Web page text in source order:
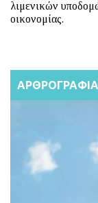
λιμενικών
οικονομίας.
ΑΡΘΡΟΓΡΑΦΙΑ